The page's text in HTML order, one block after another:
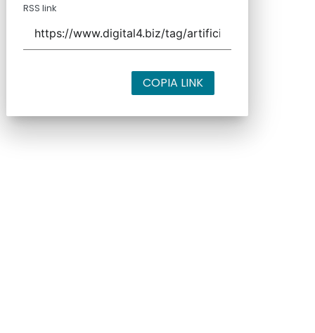
RSS link
COPIA LINK